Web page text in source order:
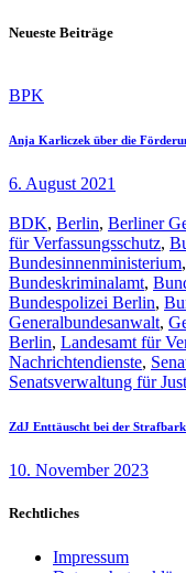
Neueste Beiträge
BPK
Anja Karliczek über die
6. August 2021
BDK, Berlin, Berliner
für Verfassungsschutz,
Bundesinnenministerium,
Bundeskriminalamt,
Bundespolizei Berlin,
Generalbundesanwalt,
Berlin, Landesamt für
Nachrichtendienste,
Senatsverwaltung für
ZdJ Enttäuscht bei der
10. November 2023
Rechtliches
Impressum